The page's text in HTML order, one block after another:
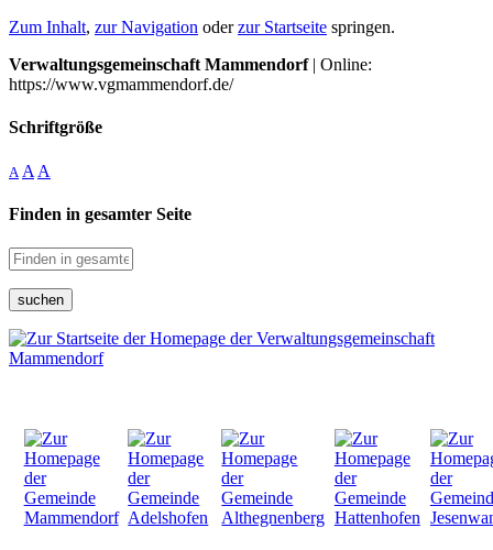
Zum Inhalt, zur Navigation oderzur Startseite springen.
Verwaltungsgemeinschaft Mammendorf| Online:
https://www.vgmammendorf.de/
Schriftgröße
A A A
Finden in gesamter Seite
suchen